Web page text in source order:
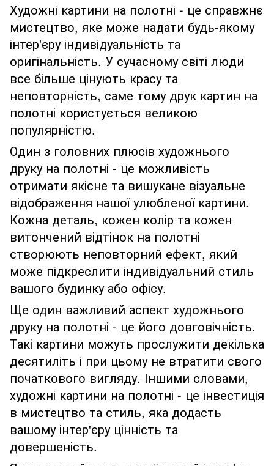
Художні картини на полотні - це справжнє
мистецтво, яке може надати будь-якому
інтер'єру індивідуальність та
оригінальність. У сучасному світі люди
все більше цінують красу та
неповторність, саме тому друк картин на
полотні користується великою
популярністю.
Один з головних плюсів художнього
друку на полотні - це можливість
отримати якісне та вишукане візуальне
відображення нашої улюбленої картини.
Кожна деталь, кожен колір та кожен
витончений відтінок на полотні
створюють неповторний ефект, який
може підкреслити індивідуальний стиль
вашого будинку або офісу.
Ще один важливий аспект художнього
друку на полотні - це його довговічність.
Такі картини можуть прослужити декілька
десятиліть і при цьому не втратити свого
початкового вигляду. Іншими словами,
художні картини на полотні - це інвестиція
в мистецтво та стиль, яка додасть
вашому інтер'єру цінність та
довершеність.